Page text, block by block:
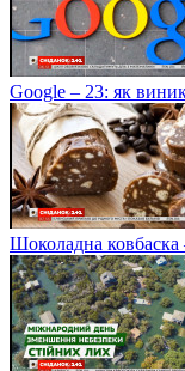
Google – 23: як
Шоколадна